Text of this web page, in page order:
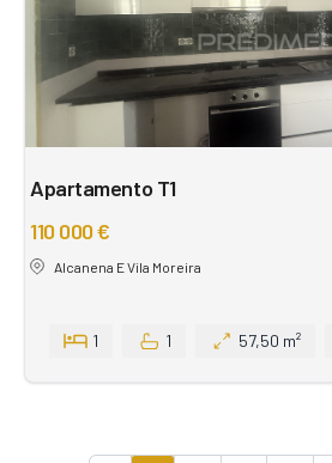
Apartamento T1
110 000 €
Alcanena E Vila Moreira
1 1 57,50 m²